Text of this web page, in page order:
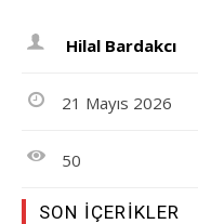
Hilal Bardakcı
21 Mayıs 2026
50
SON İÇERIKLER